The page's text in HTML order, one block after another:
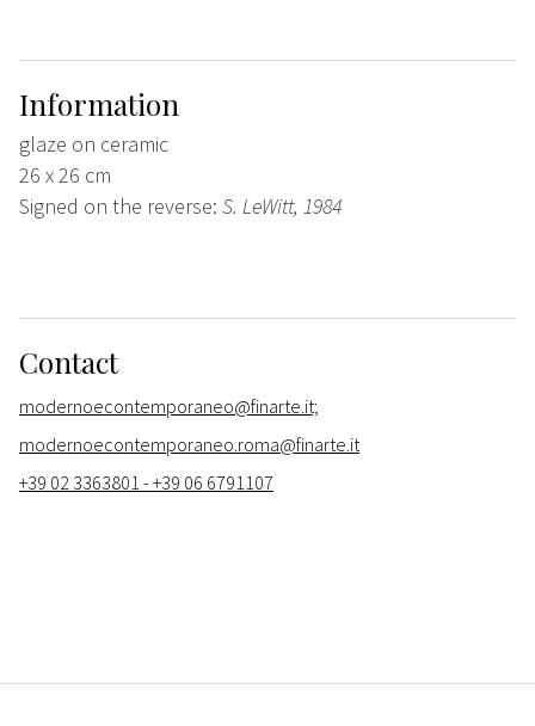
Information
glaze on ceramic
26 x 26 cm
Signed on the reverse: S. LeWitt, 1984
Contact
modernoecontemporaneo@finarte.it;
modernoecontemporaneo.roma@finarte.it
+39 02 3363801 - +39 06 6791107